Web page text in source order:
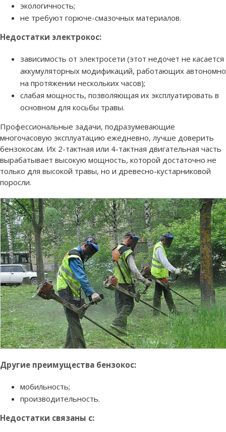
экологичность;
не требуют горюче-смазочных материалов.
Недостатки электрокос:
зависимость от электросети (этот недочет не касается
аккумуляторных модификаций, работающих автономно
на протяжении нескольких часов);
слабая мощность, позволяющая их эксплуатировать в
основном для косьбы травы.
Профессиональные задачи, подразумевающие
многочасовую эксплуатацию ежедневно, лучше доверить
бензокосам. Их 2-тактная или 4-тактная двигательная часть
вырабатывает высокую мощность, которой достаточно не
только для высокой травы, но и древесно-кустарниковой
поросли.
Другие преимущества бензокос:
мобильность;
производительность.
Недостатки связаны с: